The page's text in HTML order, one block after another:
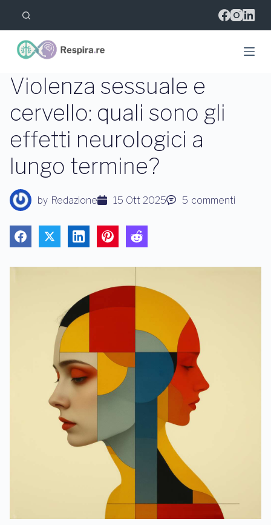
l
l
c
n
t
n
o
Violenza sessuale e
cervello: quali sono gli
effetti neurologici a
lungo termine?
by Redazione 15 Ott 2025 5 commenti